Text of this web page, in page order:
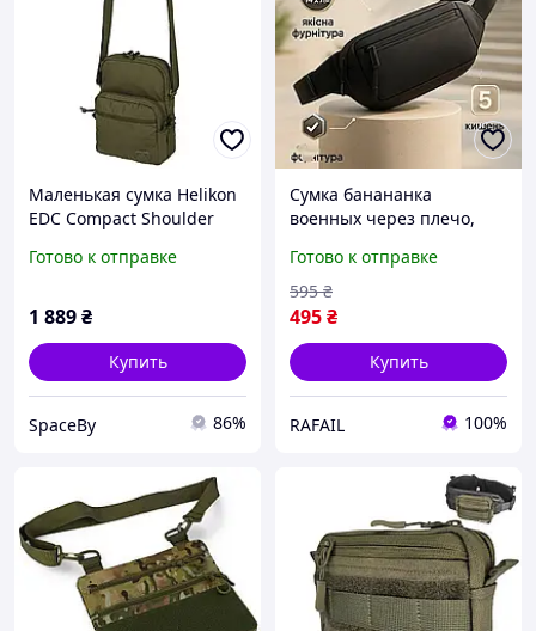
Маленькая сумка Helikon
EDC Compact Shoulder
удобная на каждый день
Готово к отправке
1 889₴
Купить
SpaceBy 86%
Сумка банананка
военных через плечо,
брезентовая сумка
Тактическая месседжер
OG-35
Готово к отправке
495₴
595 ₴
Купить
RAFAIL 100%